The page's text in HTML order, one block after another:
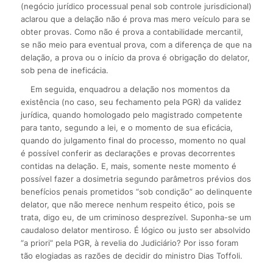
(negócio jurídico processual penal sob controle jurisdicional)
aclarou que a delação não é prova mas mero veículo para se
obter provas. Como não é prova a contabilidade mercantil,
se não meio para eventual prova, com a diferença de que na
delação, a prova ou o início da prova é obrigação do delator,
sob pena de ineficácia.
Em seguida, enquadrou a delação nos momentos da
existência (no caso, seu fechamento pela PGR) da validez
jurídica, quando homologado pelo magistrado competente
para tanto, segundo a lei, e o momento de sua eficácia,
quando do julgamento final do processo, momento no qual
é possível conferir as declarações e provas decorrentes
contidas na delação. E, mais, somente neste momento é
possível fazer a dosimetria segundo parâmetros prévios dos
benefícios penais prometidos “sob condição” ao delinquente
delator, que não merece nenhum respeito ético, pois se
trata, digo eu, de um criminoso desprezível. Suponha-se um
caudaloso delator mentiroso. É lógico ou justo ser absolvido
“a priori” pela PGR, à revelia do Judiciário? Por isso foram
tão elogiadas as razões de decidir do ministro Dias Toffoli.